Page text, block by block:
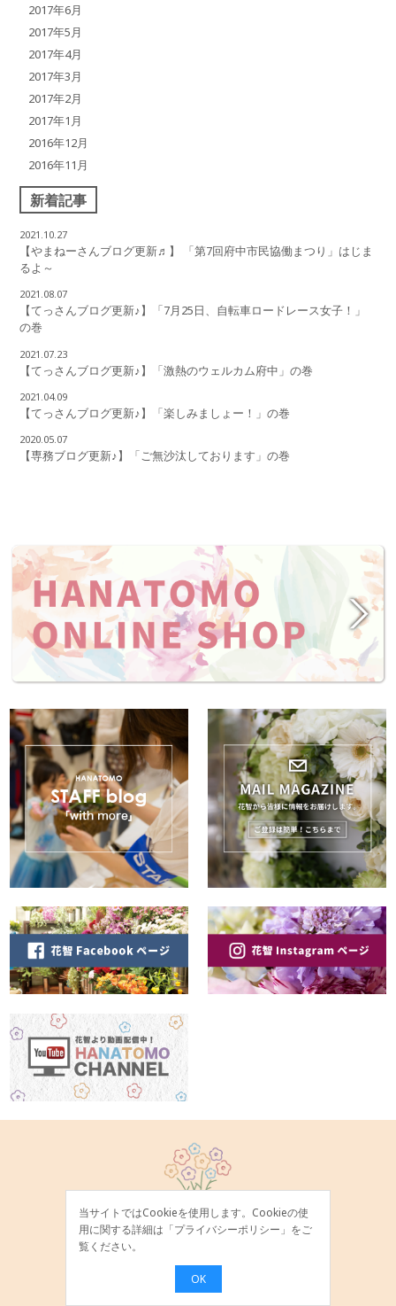
当サイトではCookieを使用します。Cookieの使
用に関する詳細は「プライバシーポリシー 」をご
覧ください。
OK
2017年6月
2017年5月
2017年4月
2017年3月
2017年2月
2017年1月
2016年12月
2016年11月
新着記事
2021.10.27
【やまねーさんブログ更新♬】 「第7回府中市民協働まつり」はじま
るよ～
2021.08.07
【てっさんブログ更新♪】「7月25日、自転車ロードレース女子！」
の巻
2021.07.23
【てっさんブログ更新♪】「激熱のウェルカム府中」の巻
2021.04.09
【てっさんブログ更新♪】「楽しみましょー！」の巻
2020.05.07
【専務ブログ更新♪】「ご無沙汰しております」の巻